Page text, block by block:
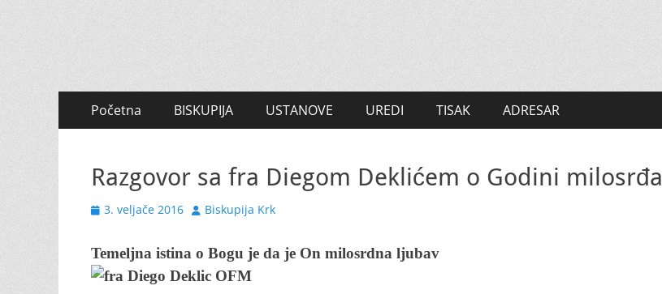
Primary
Menu
Početna BISKUPIJA USTANOVE UREDI TISAK ADRESAR
Razgovor sa fra Diegom Deklićem o Godini milosrđa
Posted
3. veljače 2016 Author
Biskupija Krk
Temeljna istina o Bogu je da je On milosrdna ljubav